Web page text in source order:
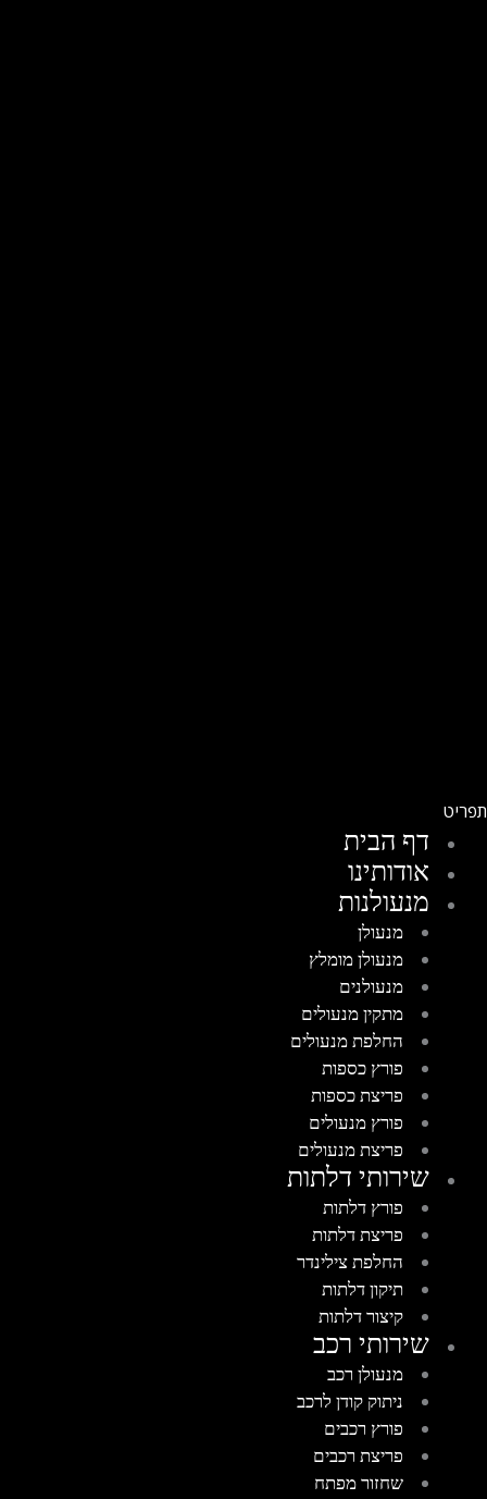
דף הבית
אודותינו
מנעולנות
מנעולן
מנעולן מומלץ
מנעולנים
מתקין מנעולים
החלפת מנעולים
פורץ כספות
פריצת כספות
פורץ מנעולים
פריצת מנעולים
שירותי דלתות
פורץ דלתות
פריצת דלתות
החלפת צילינדר
תיקון דלתות
קיצור דלתות
שירותי רכב
מנעולן רכב
ניתוק קודן לרכב
פורץ רכבים
פריצת רכבים
שחזור מפתח